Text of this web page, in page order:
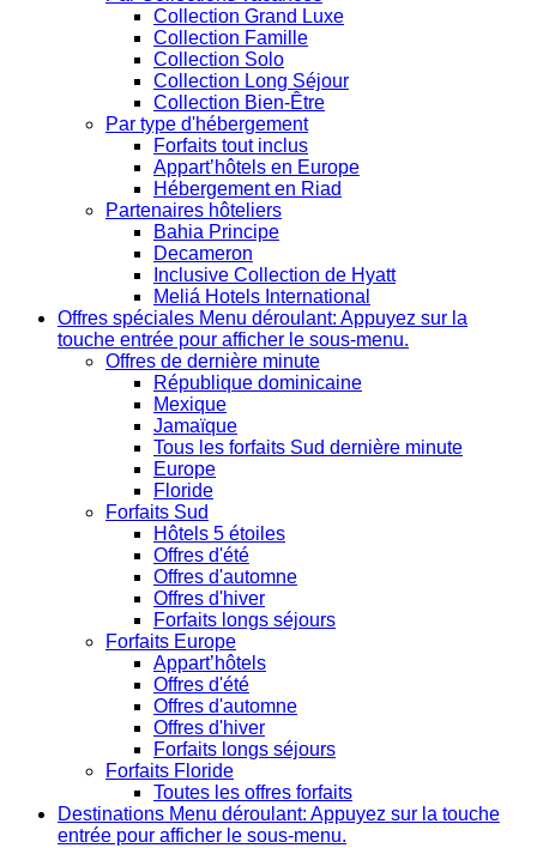
Collection Grand Luxe
Collection Famille
Collection Solo
Collection Long Séjour
Collection Bien-Être
Par type d'hébergement
Forfaits tout inclus
Appart’hôtels en Europe
Hébergement en Riad
Partenaires hôteliers
Bahia Principe
Decameron
Inclusive Collection de Hyatt
Meliá Hotels International
Offres spéciales Menu déroulant: Appuyez sur la
touche entrée pour afficher le sous-menu.
Offres de dernière minute
République dominicaine
Mexique
Jamaïque
Tous les forfaits Sud dernière minute
Europe
Floride
Forfaits Sud
Hôtels 5 étoiles
Offres d'été
Offres d'automne
Offres d'hiver
Forfaits longs séjours
Forfaits Europe
Appart’hôtels
Offres d'été
Offres d'automne
Offres d'hiver
Forfaits longs séjours
Forfaits Floride
Toutes les offres forfaits
Destinations Menu déroulant: Appuyez sur la touche
entrée pour afficher le sous-menu.